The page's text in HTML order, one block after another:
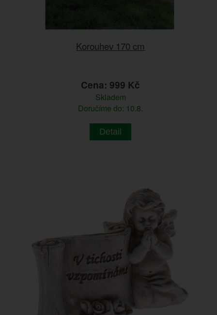
Korouhev 170 cm
Cena: 999 Kč
Skladem
Doručíme do: 10.8.
Detail